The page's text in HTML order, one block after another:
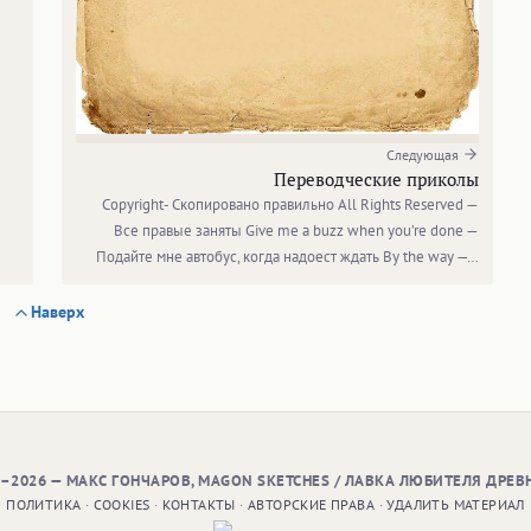
Следующая
Переводческие приколы
Copyright- Скопировано правильно All Rights Reserved —
Все правые заняты Give me a buzz when you’re done —
Подайте мне автобус, когда надоест ждать By the way —…
Наверх
— МАКС ГОНЧАРОВ, MAGON SKETCHES / ЛАВКА ЛЮБИТЕЛЯ
ПОЛИТИКА · COOKIES · КОНТАКТЫ ·АВТОРСКИЕ ПРАВА ·УДАЛИТЬ МАТЕРИАЛ